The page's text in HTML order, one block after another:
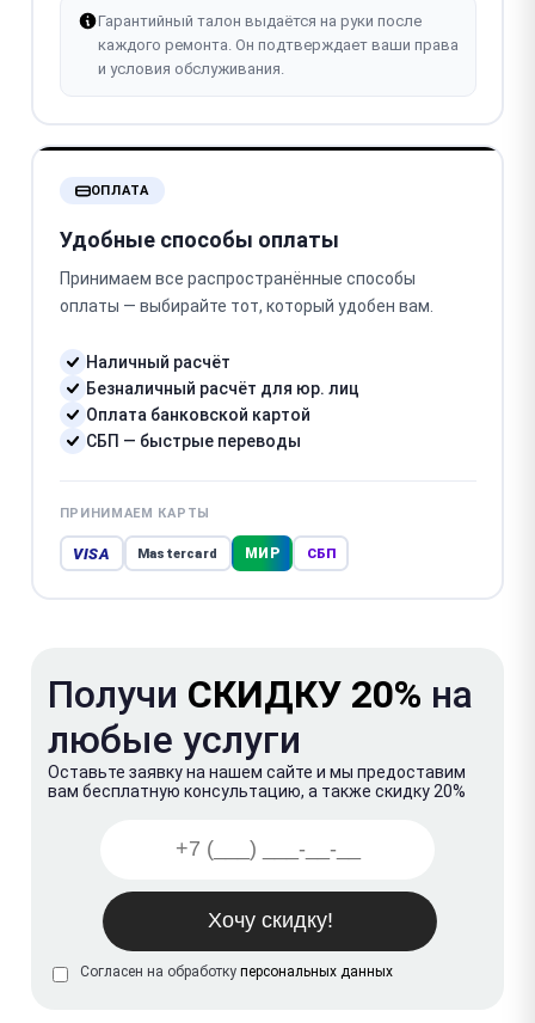
Гарантийный талон выдаётся на руки после
каждого ремонта. Он подтверждает ваши права
и условия обслуживания.
ОПЛАТА
Удобные способы оплаты
Принимаем все распространённые способы
оплаты — выбирайте тот, который удобен вам.
Наличный расчёт
Безналичный расчёт для юр. лиц
Оплата банковской картой
СБП — быстрые переводы
ПРИНИМАЕМ КАРТЫ
VISA Mastercard МИР СБП
Получи СКИДКУ 20% на
любые услуги
Оставьте заявку на нашем сайте и мы предоставим
вам бесплатную консультацию, а также скидку 20%
Согласен на обработку персональных данных